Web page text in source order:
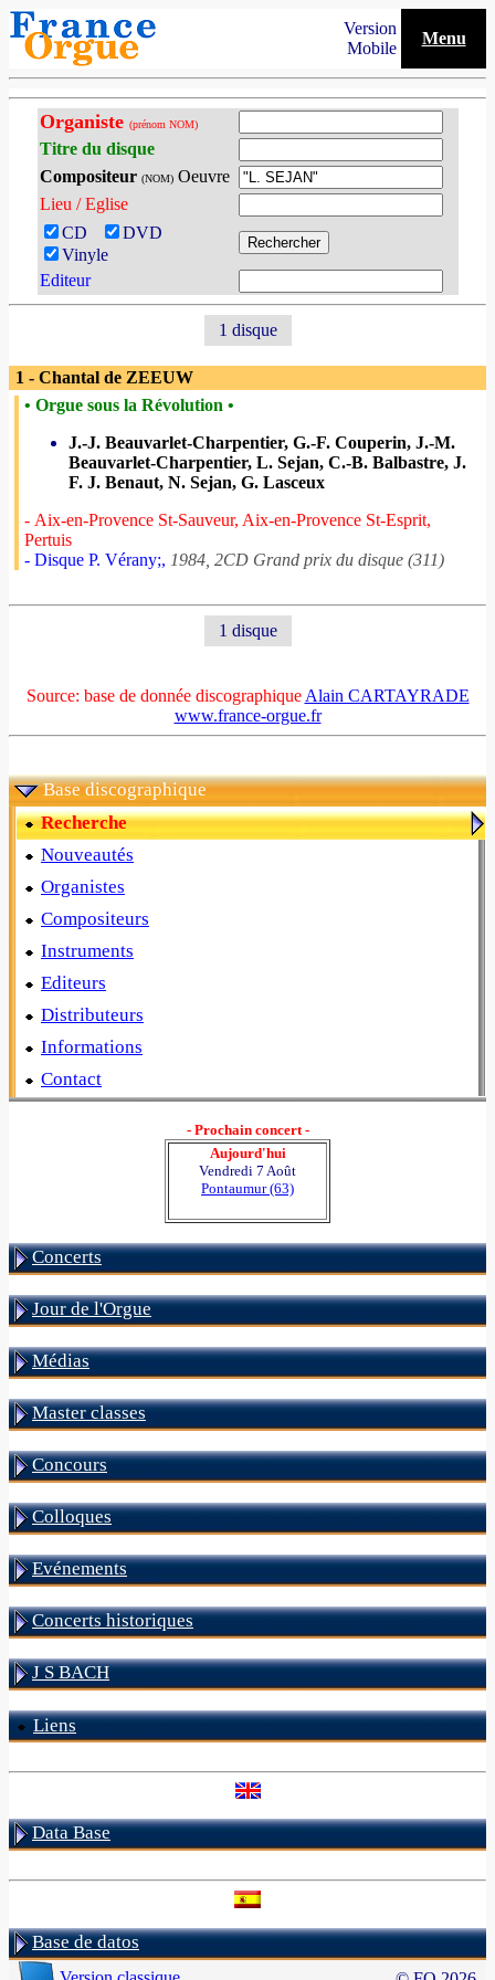
Version
Mobile
Menu
Organiste (prénom NOM)
Titre du disque
Compositeur (NOM)Oeuvre
Lieu / Eglise
CD
DVD
Vinyle
Editeur
1 disque
1 - Chantal de ZEEUW
• Orgue sous la Révolution •
J.-J. Beauvarlet-Charpentier, G.-F. Couperin, J.-M.
Beauvarlet-Charpentier, L. Sejan, C.-B. Balbastre, J.
F. J. Benaut, N. Sejan, G. Lasceux
- Aix-en-Provence St-Sauveur, Aix-en-Provence St-Esprit,
Pertuis
- Disque P. Vérany;, 1984, 2CD Grand prix du disque (311)
1 disque
Source: base de donnée discographique Alain CARTAYRADE
www.france-orgue.fr
Base discographique
Recherche
Nouveautés
Organistes
Compositeurs
Instruments
Editeurs
Distributeurs
Informations
Contact
- Prochain concert -
Aujourd'hui
Vendredi 7 Août
Pontaumur (63)
Concerts
Jour de l'Orgue
Médias
Master classes
Concours
Colloques
Evénements
Concerts historiques
J S BACH
Liens
Data Base
Base de datos